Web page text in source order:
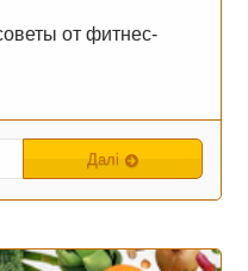
от фитнес-
Далі